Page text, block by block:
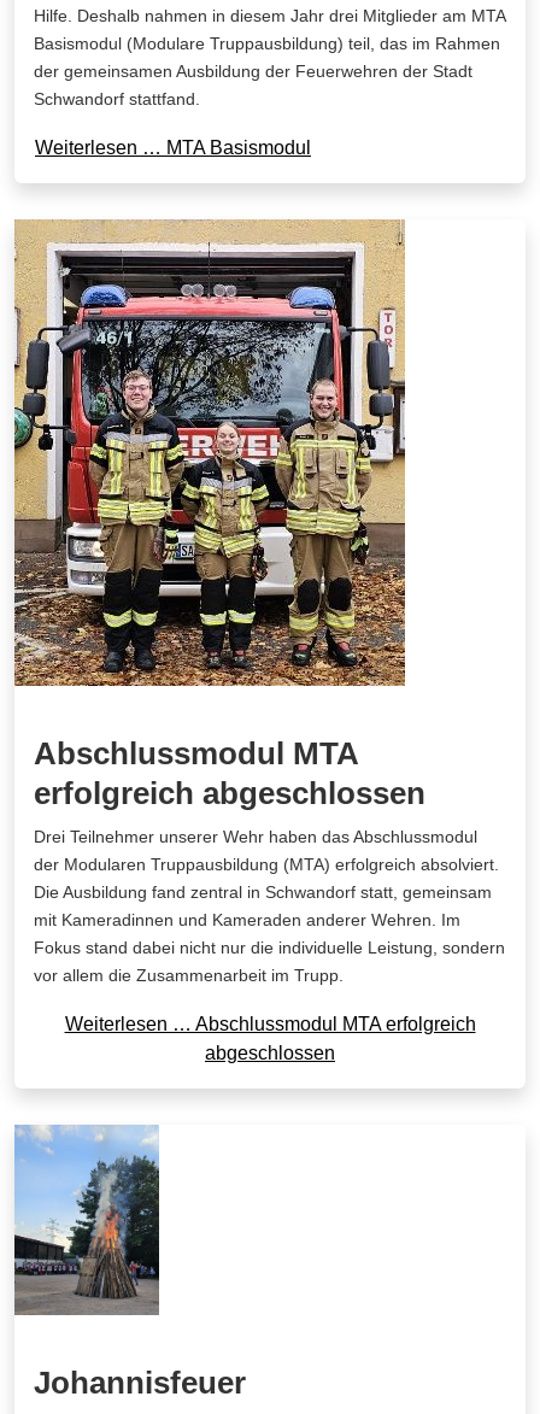
Hilfe. Deshalb nahmen in diesem Jahr drei Mitglieder am MTA
Basismodul (Modulare Truppausbildung) teil, das im Rahmen
der gemeinsamen Ausbildung der Feuerwehren der Stadt
Schwandorf stattfand.
Weiterlesen … MTA Basismodul
Abschlussmodul MTA
erfolgreich abgeschlossen
Drei Teilnehmer unserer Wehr haben das Abschlussmodul
der Modularen Truppausbildung (MTA) erfolgreich absolviert.
Die Ausbildung fand zentral in Schwandorf statt, gemeinsam
mit Kameradinnen und Kameraden anderer Wehren. Im
Fokus stand dabei nicht nur die individuelle Leistung, sondern
vor allem die Zusammenarbeit im Trupp.
Weiterlesen … Abschlussmodul MTA erfolgreich
abgeschlossen
Johannisfeuer